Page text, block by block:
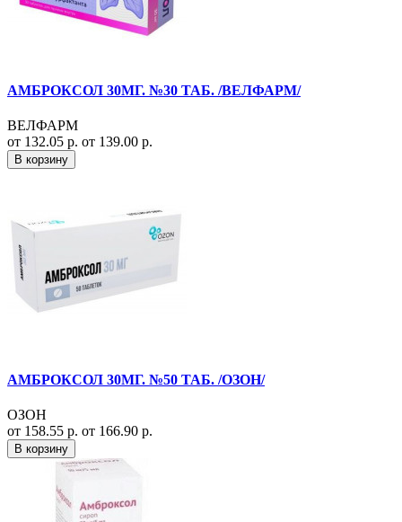
АМБРОКСОЛ 30МГ. №30 ТАБ. /ВЕЛФАРМ/
ВЕЛФАРМ
от 132.05 р. от 139.00 р.
В корзину
АМБРОКСОЛ 30МГ. №50 ТАБ. /ОЗОН/
ОЗОН
от 158.55 р. от 166.90 р.
В корзину